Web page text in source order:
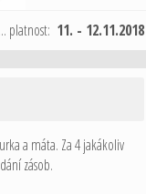
... platnost: 11. - 12.11.2018
a máta. Za 4 jakákoliv
zásob.